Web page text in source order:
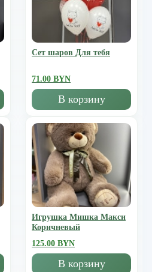
Сет шаров Для тебя
71.00 BYN
В корзину
Игрушка Мишка Mакси
Коричневый
125.00 BYN
В корзину